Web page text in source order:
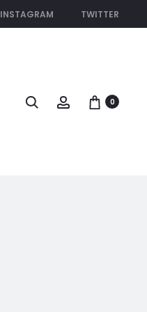
INSTAGRAM TWITTER
Search Account0